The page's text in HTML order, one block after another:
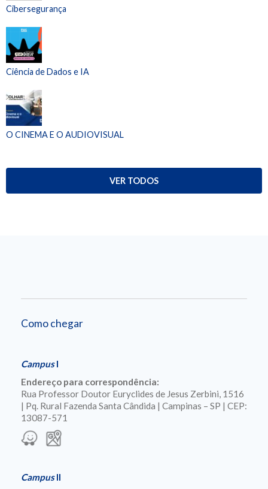
Cibersegurança
Ciência de Dados e IA
O CINEMA E O AUDIOVISUAL
VER TODOS
Como chegar
CampusI
Endereço para correspondência:
Rua Professor Doutor Euryclides de Jesus Zerbini, 1516
| Pq. Rural Fazenda Santa Cândida | Campinas – SP | CEP:
13087-571
CampusII